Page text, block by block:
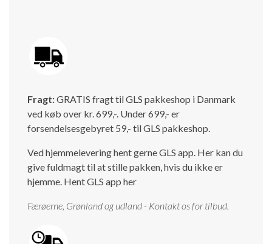
Fragt:GRATIS fragt til GLS pakkeshop i Danmark
ved køb over kr. 699,-. Under 699,- er
forsendelsesgebyret 59,- til GLS pakkeshop.
Ved hjemmelevering hent gerne GLS app. Her kan du
give fuldmagt til at stille pakken, hvis du ikke er
hjemme. Hent GLS app her
Færøerne, Grønland og udland - Kontakt os for tilbud.